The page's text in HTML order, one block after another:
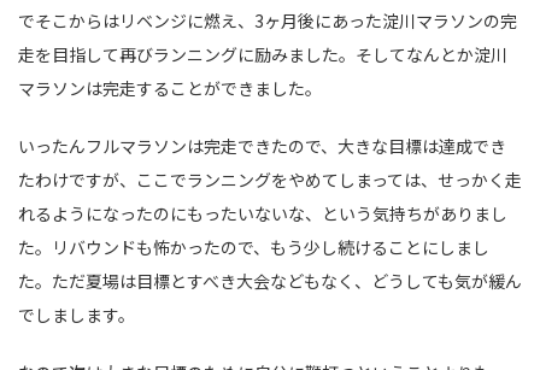
でそこからはリベンジに燃え、3ヶ月後にあった淀川マラソンの完
走を目指して再びランニングに励みました。そしてなんとか淀川
マラソンは完走することができました。
いったんフルマラソンは完走できたので、大きな目標は達成でき
たわけですが、ここでランニングをやめてしまっては、せっかく走
れるようになったのにもったいないな、という気持ちがありまし
た。リバウンドも怖かったので、もう少し続けることにしまし
た。ただ夏場は目標とすべき大会などもなく、どうしても気が緩ん
でしまします。